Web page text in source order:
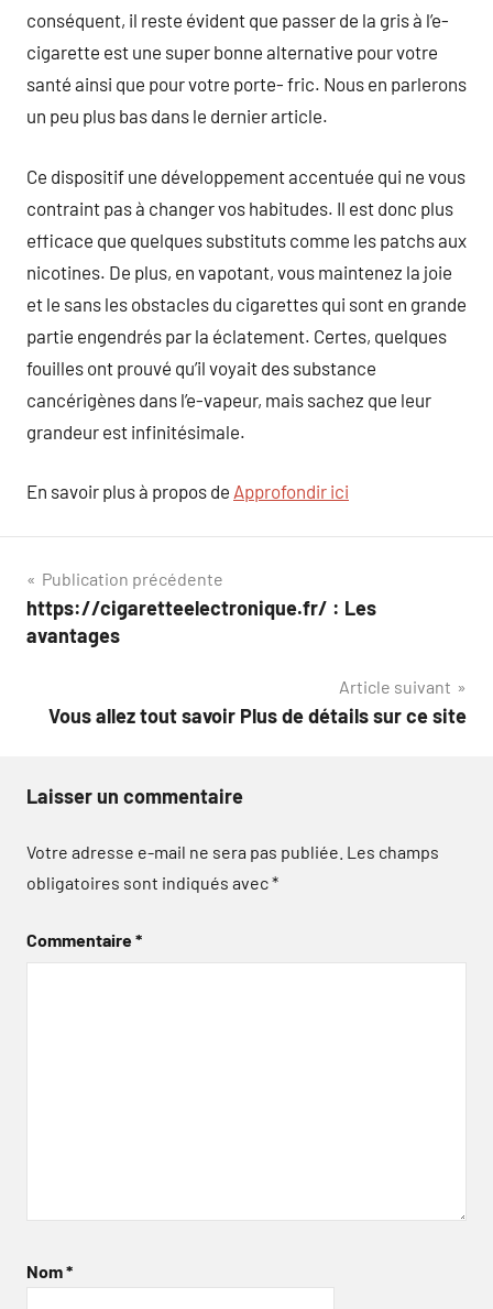
conséquent, il reste évident que passer de la gris à l’e-
cigarette est une super bonne alternative pour votre
santé ainsi que pour votre porte- fric. Nous en parlerons
un peu plus bas dans le dernier article.
Ce dispositif une développement accentuée qui ne vous
contraint pas à changer vos habitudes. Il est donc plus
efficace que quelques substituts comme les patchs aux
nicotines. De plus, en vapotant, vous maintenez la joie
et le sans les obstacles du cigarettes qui sont en grande
partie engendrés par la éclatement. Certes, quelques
fouilles ont prouvé qu’il voyait des substance
cancérigènes dans l’e-vapeur, mais sachez que leur
grandeur est infinitésimale.
En savoir plus à propos de Approfondir ici
Navigation
de
Publication précédente
https://cigaretteelectronique.fr/ : Les
avantages
Article suivant
Vous allez tout savoir Plus de détails sur ce site
Laisser un commentaire
Votre adresse e-mail ne sera pas publiée. Les champs
obligatoires sont indiqués avec*
Commentaire*
Nom*